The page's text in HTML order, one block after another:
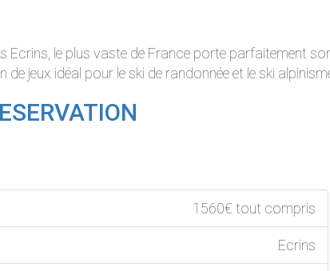
Ecrins, le plus vaste de France porte parfaitement
de jeux idéal pour le ski de randonnée et le ski
1560€ tout compris
Ecrins